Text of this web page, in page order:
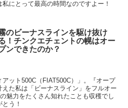
にとって最高の時間なのですよー！
のビーナスラインを駆け抜け
！チンクエチェントの幌はオー
ンできたのか？
ット500C（FIAT500C）」。『オープ
た私は「ビーナスライン」をフルオー
魅力をたくさん知れたことも収穫でし
う！